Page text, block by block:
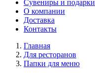
Сувениры и подарки
О компании
Доставка
Контакты
Главная
Для ресторанов
Папки для меню